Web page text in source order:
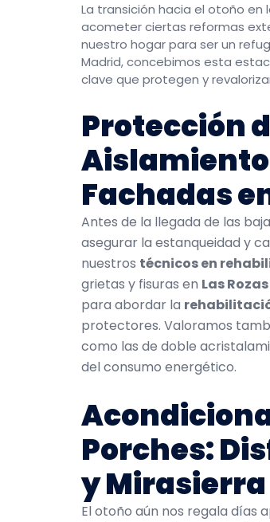
La transición hacia el otoño
acometer ciertas reformas
nuestro hogar para ser un
Madrid, concebimos esta
clave que protegen y
Protección
Fachadas
Antes de la llegada de las
asegurar la estanqueidad y
nuestros técnicos en
grietas y fisuras en Las Rozas
para abordar la
protectores. Valoramos
como las de doble
del consumo energético.
Porches:
y Mirasierra
El otoño aún nos regala días